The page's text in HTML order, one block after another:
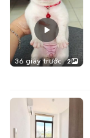
36 giây trước 2